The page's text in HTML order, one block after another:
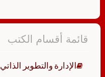
قائمة أقسام الكتب
الإدارة والتطوير الذاتي